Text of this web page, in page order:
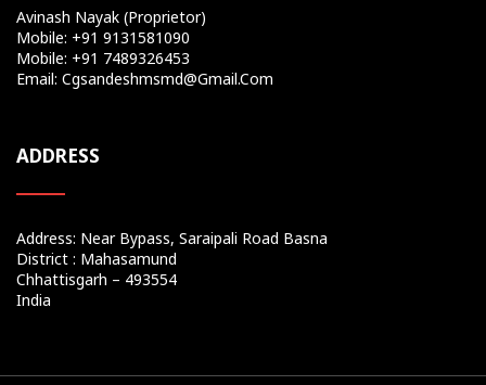
Avinash Nayak (Proprietor)
Mobile: +91 9131581090
Mobile: +91 7489326453
Email: Cgsandeshmsmd@gmail.com
ADDRESS
Address: Near Bypass, Saraipali Road Basna
District : Mahasamund
Chhattisgarh – 493554
India